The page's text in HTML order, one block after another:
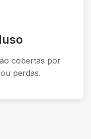
cobertas por
perdas.